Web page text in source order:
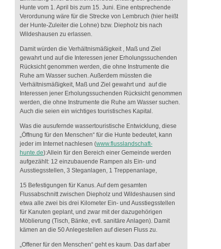
Hunte vom 1. April bis zum 15. Juni. Eine entsprechende
Verordunung wäre für die Strecke von Lembruch (hier heißt
der Hunte-Zuleiter die Lohne) bzw. Diepholz bis nach
Wildeshausen zu erlassen.
Damit würden die Verhältnismäßigkeit , Maß und Ziel
gewahrt und auf die Interessen jener Erholungssuchenden
Rücksicht genommen werden, die ohne Instrumente die
Ruhe am Wasser suchen. Außerdem müssten die
Verhältnismäßigkeit, Maß und Ziel gewahrt und auf die
Interessen jener Erholungssuchenden Rücksicht genommen
werden, die ohne Instrumente die Ruhe am Wasser suchen.
Auch die seien ein wichtiges touristisches Kapital.
Was die ausufernde wassertouristische Entwicklung, diese
„Öffnung für den Menschen“ für die Hunte bedeutet, kann
jeder im Internet nachlesen (www.flusslandschaft-
hunte.de):Allein für den Bereich einer Gemeinde werden
aufgezählt: 12 einzubauende Rampen als Ein- und
Ausstiegsstellen, 3 Steganlagen, 1 Treppenanlage,
15 Befestigungen für Kanus. Auf dem gesamten
Flussabschnitt zwischen Diepholz und Wildeshausen sind
etwa alle zwei bis drei Kilometer Ein- und Ausstiegsstellen
für Kanuten geplant, und zwar mit der dazugehörigen
Möblierung (Tisch, Bänke, evtl. sanitäre Anlagen). Damit
kämen an die 50 Anlegestellen auf diesen Fluss zu.
„Offener für den Menschen“ geht es kaum. Das darf aber